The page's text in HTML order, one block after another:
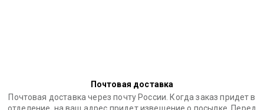
Почтовая доставка
Почтовая доставка через почту России. Когда заказ придет в